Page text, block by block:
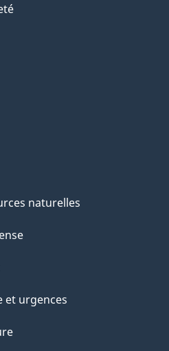
naturelles
et urgences